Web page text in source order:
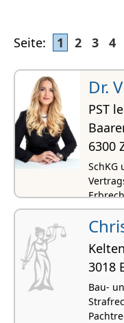
Seite: 1 2 3 4
Dr.
PST
6300
SchKG
3018
Bau-